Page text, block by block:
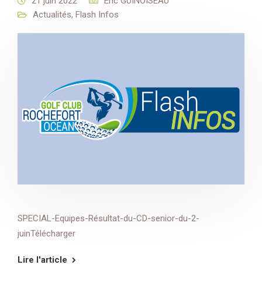
Actualités, Flash Infos
SPECIAL-Equipes-Résultat-du-CD-senior-du-2-
juinTélécharger
Lire l'article